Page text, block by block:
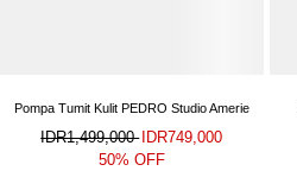
Pompa Tumit Kulit PEDRO Studio Amerie
IDR1,499,000 IDR749,000
50% OFF